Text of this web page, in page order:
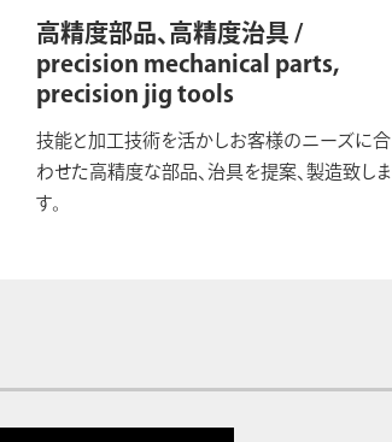
高精度部品、高精度治具 /
precision mechanical parts,
precision jig tools
技能と加工技術を活かしお客様のニーズに合
わせた高精度な部品、治具を提案、製造致しま
す。